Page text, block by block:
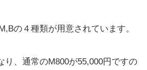
の４種類が用意されています。
り、通常のM800が55,000円ですの